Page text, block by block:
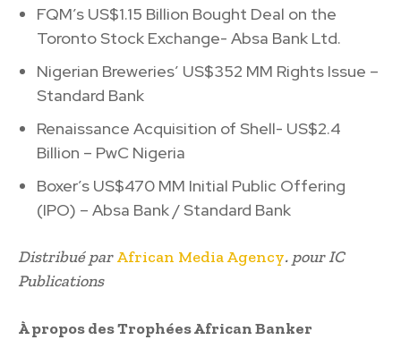
FQM’s US$1.15 Billion Bought Deal on the
Toronto Stock Exchange- Absa Bank Ltd.
Nigerian Breweries’ US$352 MM Rights Issue –
Standard Bank
Renaissance Acquisition of Shell- US$2.4
Billion – PwC Nigeria
Boxer’s US$470 MM Initial Public Offering
(IPO) – Absa Bank / Standard Bank
Distribué parAfrican Media Agency. pour IC
Publications
À propos des Trophées African Banker